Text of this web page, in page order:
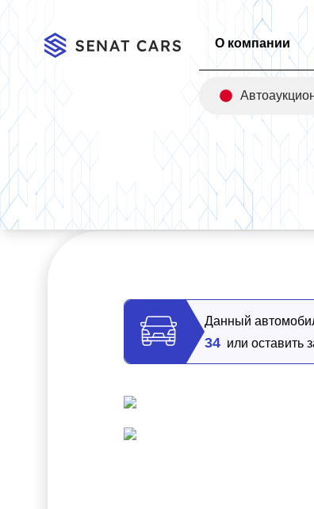
О компании
Главная/Каталог Kia Carnival 7-Seater Signature
Данный
34 или оставить